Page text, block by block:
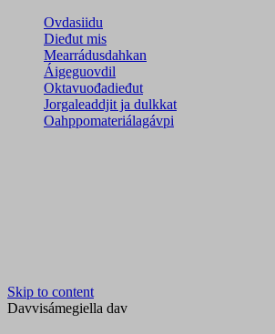
Ovdasiidu
Dieđut mis
Mearrádusdahkan
Áigeguovdil
Oktavuođadieđut
Jorgaleaddjit ja dulkkat
Oahppomateriálagávpi
Skip to content
Davvisámegiella dav